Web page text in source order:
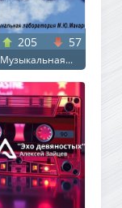
205 57
Музыкальная...